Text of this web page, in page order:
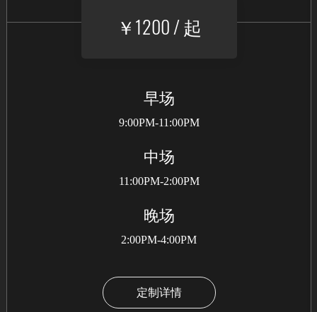
￥1200 / 起
早场
9:00PM-11:00PM
中场
11:00PM-2:00PM
晚场
2:00PM-4:00PM
定制详情